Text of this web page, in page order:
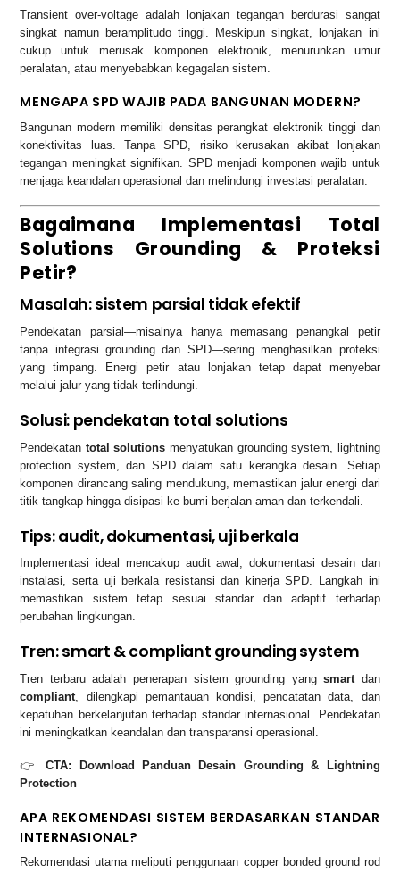
Transient over-voltage adalah lonjakan tegangan berdurasi sangat
singkat namun beramplitudo tinggi. Meskipun singkat, lonjakan ini
cukup untuk merusak komponen elektronik, menurunkan umur
peralatan, atau menyebabkan kegagalan sistem.
MENGAPA SPD WAJIB PADA BANGUNAN MODERN?
Bangunan modern memiliki densitas perangkat elektronik tinggi dan
konektivitas luas. Tanpa SPD, risiko kerusakan akibat lonjakan
tegangan meningkat signifikan. SPD menjadi komponen wajib untuk
menjaga keandalan operasional dan melindungi investasi peralatan.
Bagaimana Implementasi Total
Solutions Grounding & Proteksi
Petir?
Masalah: sistem parsial tidak efektif
Pendekatan parsial—misalnya hanya memasang penangkal petir
tanpa integrasi grounding dan SPD—sering menghasilkan proteksi
yang timpang. Energi petir atau lonjakan tetap dapat menyebar
melalui jalur yang tidak terlindungi.
Solusi: pendekatan total solutions
Pendekatan total solutions menyatukan grounding system, lightning
protection system, dan SPD dalam satu kerangka desain. Setiap
komponen dirancang saling mendukung, memastikan jalur energi dari
titik tangkap hingga disipasi ke bumi berjalan aman dan terkendali.
Tips: audit, dokumentasi, uji berkala
Implementasi ideal mencakup audit awal, dokumentasi desain dan
instalasi, serta uji berkala resistansi dan kinerja SPD. Langkah ini
memastikan sistem tetap sesuai standar dan adaptif terhadap
perubahan lingkungan.
Tren: smart & compliant grounding system
Tren terbaru adalah penerapan sistem grounding yangsmartdan
compliant, dilengkapi pemantauan kondisi, pencatatan data, dan
kepatuhan berkelanjutan terhadap standar internasional. Pendekatan
ini meningkatkan keandalan dan transparansi operasional.
👉CTA: Download Panduan Desain Grounding & Lightning
Protection
APA REKOMENDASI SISTEM BERDASARKAN STANDAR
INTERNASIONAL?
Rekomendasi utama meliputi penggunaan copper bonded ground rod